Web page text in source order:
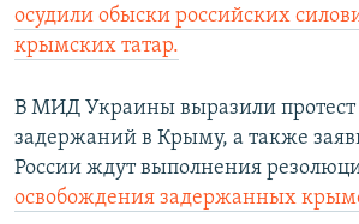
осудили обыски российских
крымских татар.
В МИД Украины выразили протест
задержаний в Крыму, а также
России ждут выполнения
освобождения задержанных